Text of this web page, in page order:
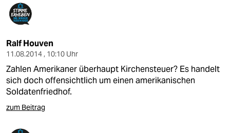
Ralf Houven
11.08.2014 , 10:10 Uhr
Zahlen Amerikaner überhaupt Kirchensteuer? Es handelt
sich doch offensichtlich um einen amerikanischen
Soldatenfriedhof.
zum Beitrag